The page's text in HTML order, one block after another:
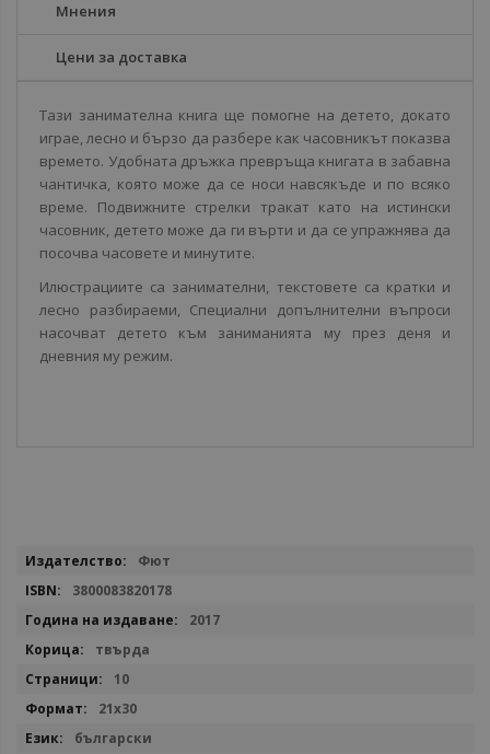
Мнения
Цени за доставка
Тази занимателна книга ще помогне на детето, докато
играе, лесно и бързо да разбере как часовникът показва
времето. Удобната дръжка превръща книгата в забавна
чантичка, която може да се носи навсякъде и по всяко
време. Подвижните стрелки тракат като на истински
часовник, детето може да ги върти и да се упражнява да
посочва часовете и минутите.
Илюстрациите са занимателни, текстовете са кратки и
лесно разбираеми, Специални допълнителни въпроси
насочват детето към заниманията му през деня и
дневния му режим.
Повече
Фют
3800083820178
2017
твърда
10
21х30
български